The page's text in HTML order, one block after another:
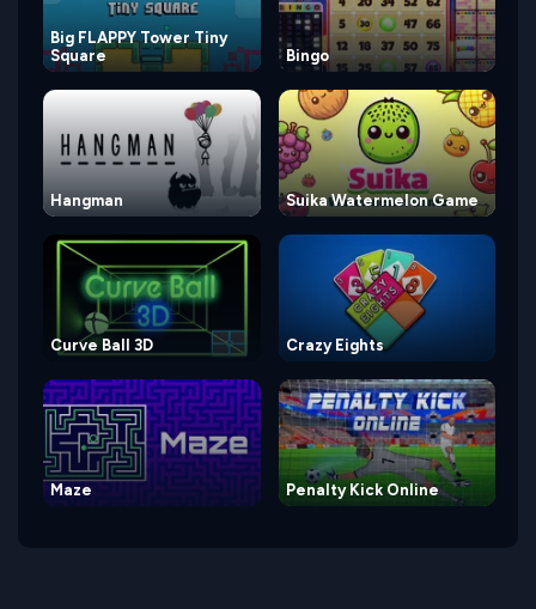
Big FLAPPY Tower Tiny
Square
Bingo
Hangman Suika Watermelon Game
Curve Ball 3D Crazy Eights
Maze Penalty Kick Online